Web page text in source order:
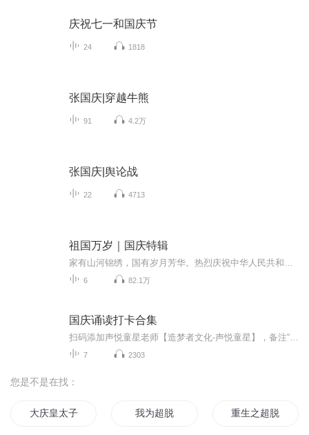
庆祝七一和国庆节
24 1818
张国庆|穿越牛熊
91 4.2万
张国庆|舆论战
22 4713
祖国万岁｜国庆特辑
6 82.1万
国庆诵读打卡合集
7 2303
您是不是在找：
大庆皇太子 我为超脱 重生之超脱